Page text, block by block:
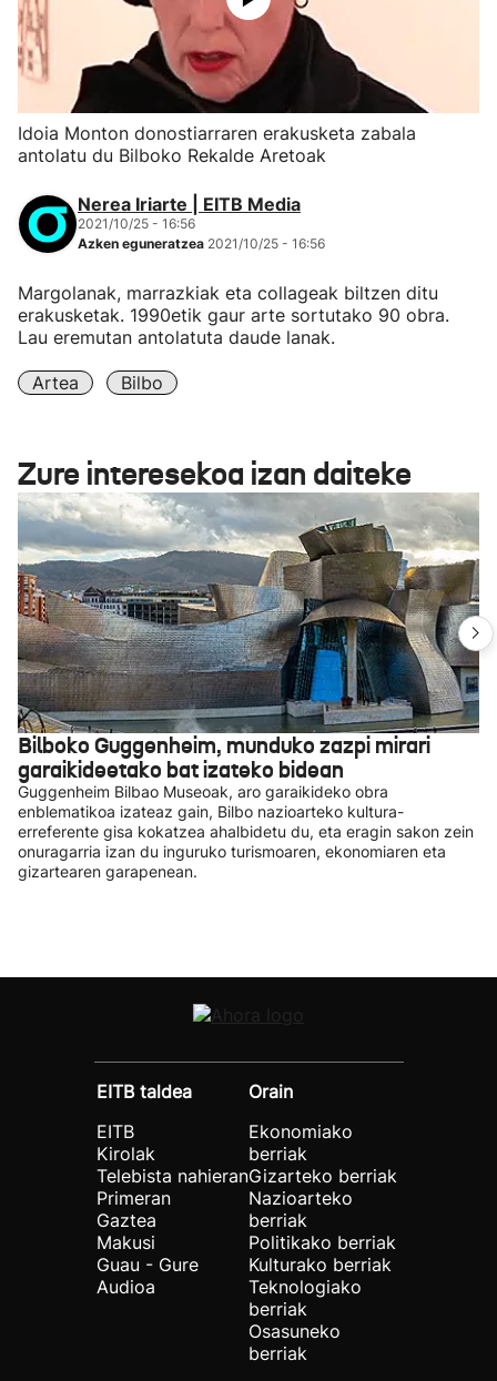
Idoia Monton donostiarraren erakusketa zabala
antolatu du Bilboko Rekalde Aretoak
Nerea Iriarte | EITB Media
2021/10/25 - 16:56
Azken eguneratzea 2021/10/25 - 16:56
Margolanak, marrazkiak eta collageak biltzen ditu
erakusketak. 1990etik gaur arte sortutako 90 obra.
Lau eremutan antolatuta daude lanak.
Artea Bilbo
Zure interesekoa izan daiteke
Bilboko Guggenheim, munduko zazpi mirari
garaikideetako bat izateko bidean
Guggenheim Bilbao Museoak, aro garaikideko obra
enblematikoa izateaz gain, Bilbo nazioarteko kultura-
erreferente gisa kokatzea ahalbidetu du, eta eragin sakon zein
onuragarria izan du inguruko turismoaren, ekonomiaren eta
gizartearen garapenean.
EITB taldea
EITB
Kirolak
Telebista nahieran
Primeran
Gaztea
Makusi
Guau - Gure
Audioa
Orain
Ekonomiako
berriak
Gizarteko berriak
Nazioarteko
berriak
Politikako berriak
Kulturako berriak
Teknologiako
berriak
Osasuneko
berriak